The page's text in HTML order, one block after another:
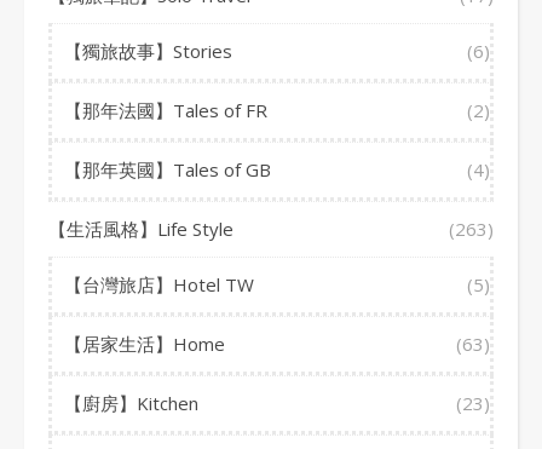
【獨旅故事】Stories (6)
【那年法國】Tales of FR (2)
【那年英國】Tales of GB (4)
【生活風格】Life Style (263)
【台灣旅店】Hotel TW (5)
【居家生活】Home (63)
【廚房】Kitchen (23)